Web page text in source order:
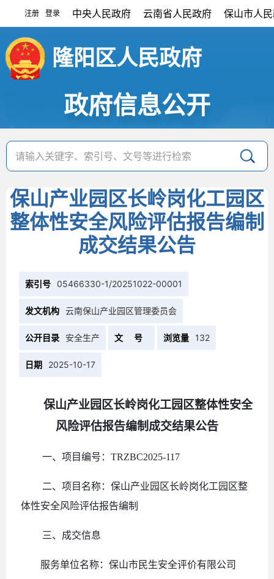
注册 登录 中央人民政府 云南省人民政府 保山市人
隆阳区人民政府
政府信息公开
保山产业园区长岭岗化工园区
整体性安全风险评估报告编制
成交结果公告
索引号 05466330-1/20251022-00001
发文机构 云南保山产业园区管理委员会
公开目录 安全生产 文 号 浏览量 132
日期 2025-10-17
保山产业园区长岭岗化工园区整体性安全
风险评估报告编制 成交结果公告
一、项目编号：TRZBC2025-117
二、项 目名称：保山产业园区长岭岗化工园区整
体性安全风险评估报告编制
三、成交信息
服务单位名称： 保山市民生安全评价有限公司